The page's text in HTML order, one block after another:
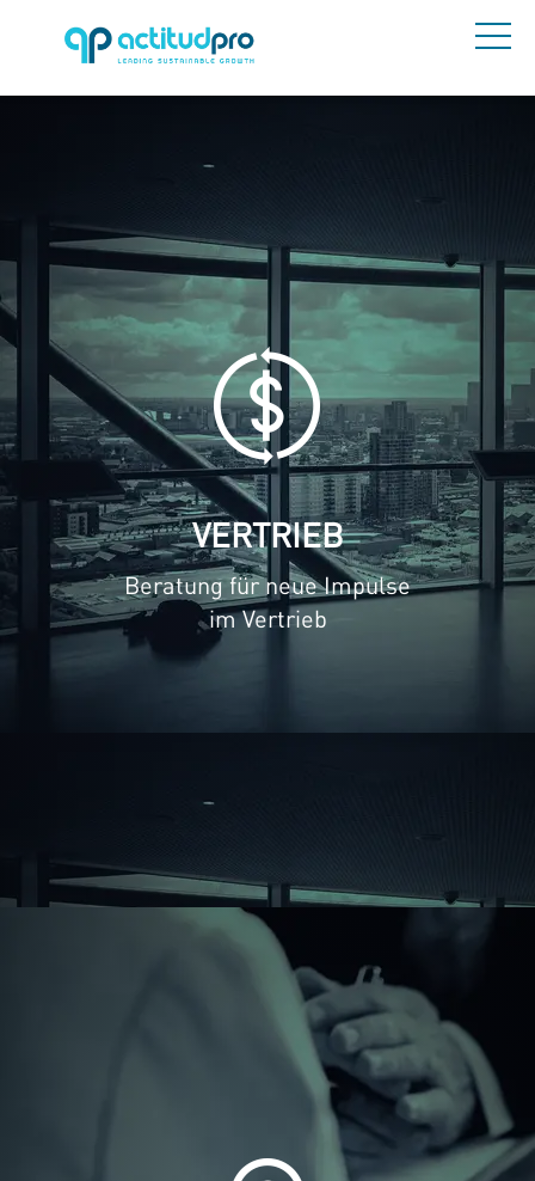
VERTRIEB
Beratung für neue Impulse
im Vertrieb